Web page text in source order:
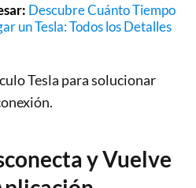
Descubre Cuánto Tiempo
un Tesla: Todos los Detalles
Tesla para solucionar
y Vuelve